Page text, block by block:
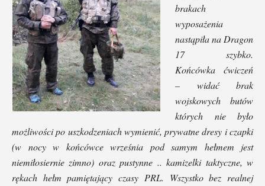
brakach
wyposażenia
nastąpiła na Dragon
17 szybko.
Końcówka ćwiczeń
– widać brak
wojskowych butów
których nie było
możliwości po uszkodzeniach wymienić, prywatne dresy i czapki
(w nocy w końcówce września pod samym hełmem jest
niemiłosiernie zimno) oraz pustynne .. kamizelki taktyczne, w
rękach hełm pamiętający czasy PRL. Wszystko bez realnej